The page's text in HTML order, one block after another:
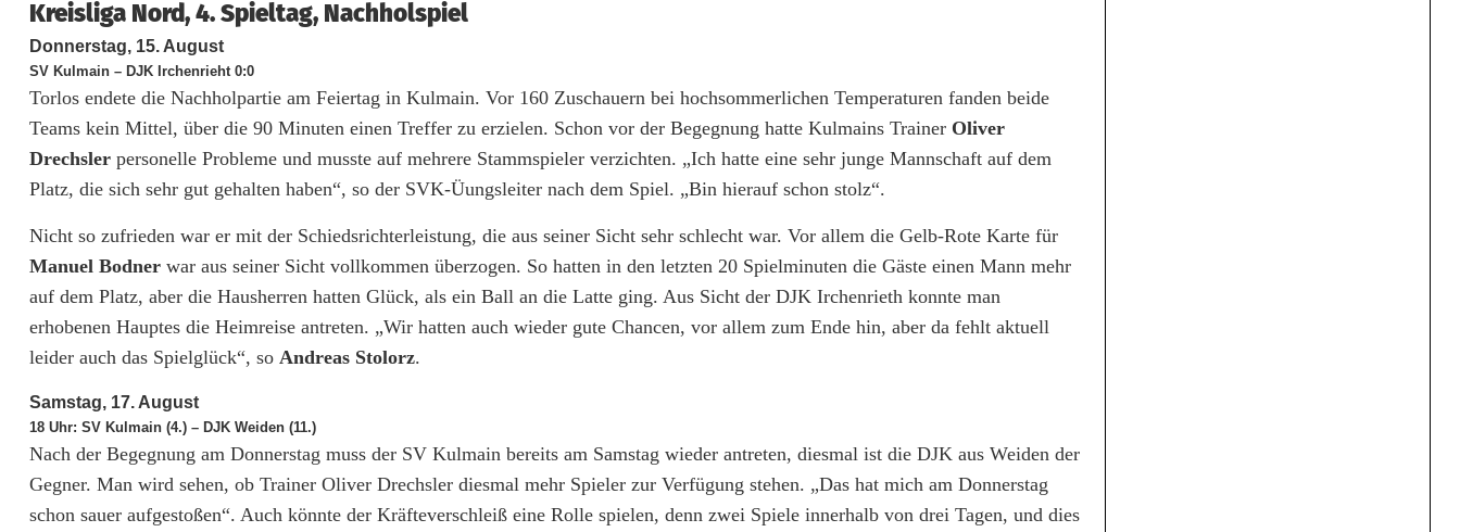
e
i
s
l
i
g
a
N
o
r
d
:
K
Kreisliga Nord, 4. Spieltag, Nachholspiel
Donnerstag, 15. August
SV Kulmain – DJK Irchenrieht 0:0
Torlos endete die Nachholpartie am Feiertag in Kulmain. Vor 160 Zuschauern bei hochsommerlichen Temperaturen fanden beide
Teams kein Mittel, über die 90 Minuten einen Treffer zu erzielen. Schon vor der Begegnung hatte Kulmains Trainer Oliver
Drechsler personelle Probleme und musste auf mehrere Stammspieler verzichten. „Ich hatte eine sehr junge Mannschaft auf dem
Platz, die sich sehr gut gehalten haben“, so der SVK-Üungsleiter nach dem Spiel. „Bin hierauf schon stolz“.
Nicht so zufrieden war er mit der Schiedsrichterleistung, die aus seiner Sicht sehr schlecht war. Vor allem die Gelb-Rote Karte für
Manuel Bodner war aus seiner Sicht vollkommen überzogen. So hatten in den letzten 20 Spielminuten die Gäste einen Mann mehr
auf dem Platz, aber die Hausherren hatten Glück, als ein Ball an die Latte ging. Aus Sicht der DJK Irchenrieth konnte man
erhobenen Hauptes die Heimreise antreten. „Wir hatten auch wieder gute Chancen, vor allem zum Ende hin, aber da fehlt aktuell
leider auch das Spielglück“, so Andreas Stolorz.
Samstag, 17. August
18 Uhr: SV Kulmain (4.) – DJK Weiden (11.)
Nach der Begegnung am Donnerstag muss der SV Kulmain bereits am Samstag wieder antreten, diesmal ist die DJK aus Weiden der
Gegner. Man wird sehen, ob Trainer Oliver Drechsler diesmal mehr Spieler zur Verfügung stehen. „Das hat mich am Donnerstag
schon sauer aufgestoßen“. Auch könnte der Kräfteverschleiß eine Rolle spielen, denn zwei Spiele innerhalb von drei Tagen, und dies